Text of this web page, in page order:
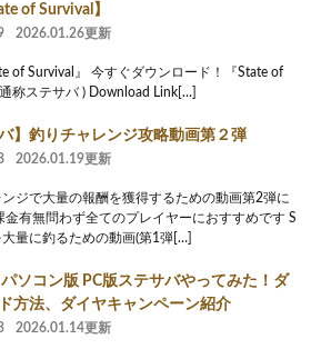
of Survival】
2026.01.26更新
of Survival』 今すぐダウンロード！『State of
称ステサバ ) Download Link[…]
バ】釣りチャレンジ攻略動画第２弾
2026.01.19更新
ジで大量の報酬を獲得するための動画第2弾に
金有無問わず全てのプレイヤーにおすすめです S
量に釣るための動画(第1弾[…]
ソコン版 PC版ステサバやってみた！ダ
方法、ダイヤキャンペーン紹介
2026.01.14更新